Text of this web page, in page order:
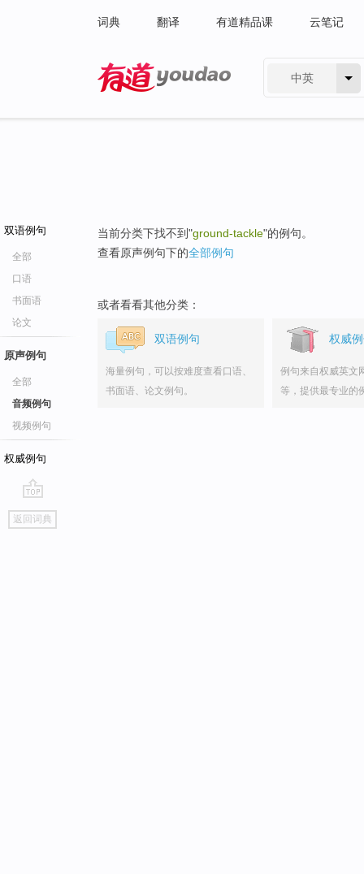
词典 翻译 有道精品课 云笔记
中英
双语例句
全部
口语
书面语
论文
原声例句
全部
音频例句
视频例句
权威例句
go
top
返回词典
当前分类下找不到"ground-tackle"的例句。
查看原声例句下的全部例句
或者看看其他分类：
双语例句
海量例句，可以按难度查看口语、
书面语、论文例句。
权威
例句来自权威英文
等，提供最专业的